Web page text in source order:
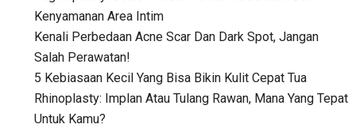
Kenyamanan Area Intim
Kenali Perbedaan Acne Scar Dan Dark Spot, Jangan
Salah Perawatan!
5 Kebiasaan Kecil Yang Bisa Bikin Kulit Cepat Tua
Rhinoplasty: Implan Atau Tulang Rawan, Mana Yang Tepat
Untuk Kamu?